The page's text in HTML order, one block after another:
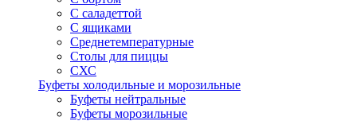
С саладеттой
С ящиками
Среднетемпературные
Столы для пиццы
СХС
Буфеты холодильные и морозильные
Буфеты нейтральные
Буфеты морозильные